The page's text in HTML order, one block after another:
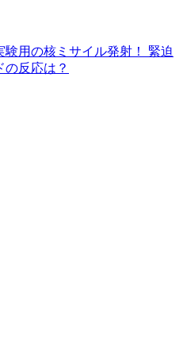
用の核ミサイル発射！ 緊迫
反応は？